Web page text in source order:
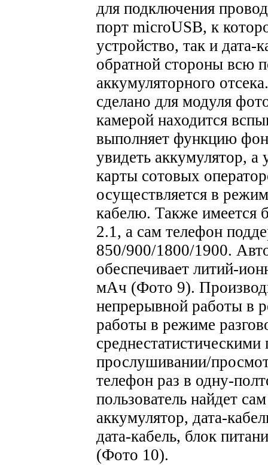
для подключения
порт microUSB, к
устройство, так и дата-
обратной стороны всю
аккумуляторного
сделано для модуля
камерой находится
выполняет функцию
увидеть аккумулятор,
карты сотовых
осуществляется в
кабелю. Также имеется
2.1, а сам телефон
850/900/1800/1900.
обеспечивает литий-
мАч (Фото 9).
непрерывной работы в
работы в режиме
прослушивании/
телефон раз в одну-
пользователь найдет
аккумулятор, дата-
дата-кабель, блок
(Фото 10).